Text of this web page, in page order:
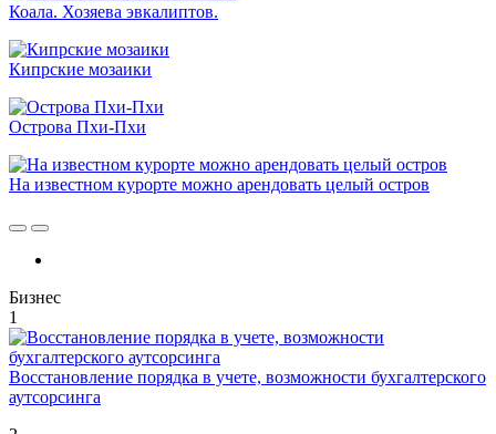
Коала. Хозяева эвкалиптов.
Кипрские мозаики
Острова Пхи-Пхи
На известном курорте можно арендовать целый остров
Бизнес
1
Восстановление порядка в учете, возможности бухгалтерского
аутсорсинга